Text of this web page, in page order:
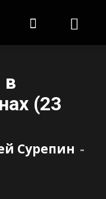
в
(23
Сурепин -